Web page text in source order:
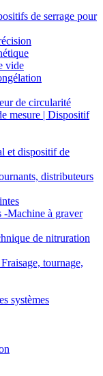
de serrage pour
vide
de circularité
mesure | Dispositif
et dispositif de
distributeurs
-Machine à graver
de nitruration
tournage,
systèmes